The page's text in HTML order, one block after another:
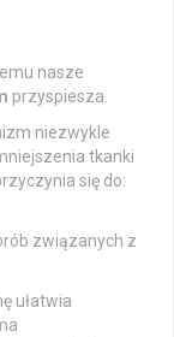
nasze
przyspiesza.
niezwykle
tkanki
się do:
związanych z
ułatwia